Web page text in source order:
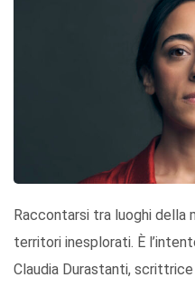
Raccontarsi tra luoghi della
territori inesplorati. È
Claudia Durastanti,